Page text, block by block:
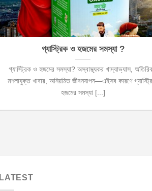
গ্যাস্ট্রিক ও হজমের সমস্যা ?
গ্যাস্ট্রিক ও হজমের সমস্যা? অস্বাস্থ্যকর খাদ্যাভ্যাস,
মশলাযুক্ত খাবার, অনিয়মিত জীবনযাপন—এইসব কারণে
হজমের সমস্যা [...]
LATEST